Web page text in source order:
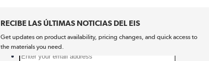
RECIBE LAS ÚLTIMAS NOTICIAS DEL EIS
Get updates on product availability, pricing changes, and quick access to
the materials you need.